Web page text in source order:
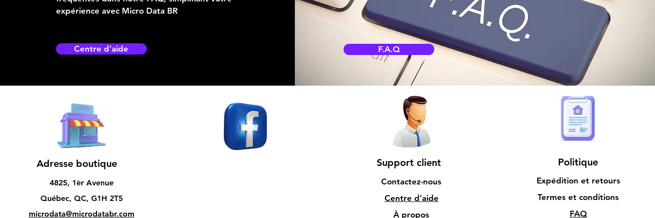
expérience avec Micro Data BR
Centre d’aide F.A.Q
Adresse boutique
4825, 1èr Avenue
Québec, QC, G1H 2T5
microdata@microdatabr.com
Support client
Contactez-nous
Centre d’aide
À propos
Politique
Expédition et retours
Termes et conditions
FAQ